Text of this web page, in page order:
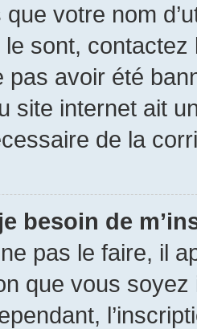
votre nom
le sont,
pas avoir été
site internet ait
de la
besoin de
pas le faire, il
que vous